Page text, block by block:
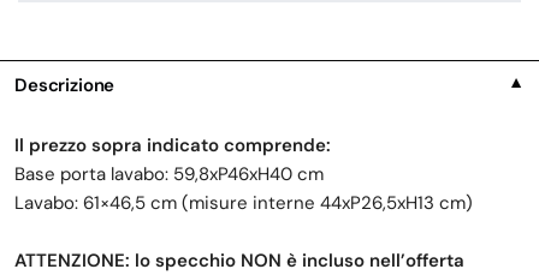
Descrizione ▼
Il prezzo sopra indicato comprende:
Base porta lavabo: 59,8xP46xH40 cm
Lavabo: 61×46,5 cm (misure interne 44xP26,5xH13 cm)
ATTENZIONE: lo specchio NON è incluso nell’offerta